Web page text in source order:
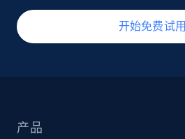
开始免费试用
产品